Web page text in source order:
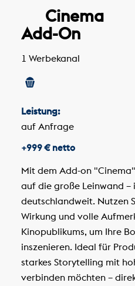
Cinema
Add-On
1 Werbekanal
Leistung:
auf Anfrage
+999 € netto
Mit dem Add-on
auf die große Leinwand –
deutschlandweit. Nutzen
Wirkung und volle
Kinopublikums, um Ihre
inszenieren. Ideal für
starkes Storytelling mit
verbinden möchten –